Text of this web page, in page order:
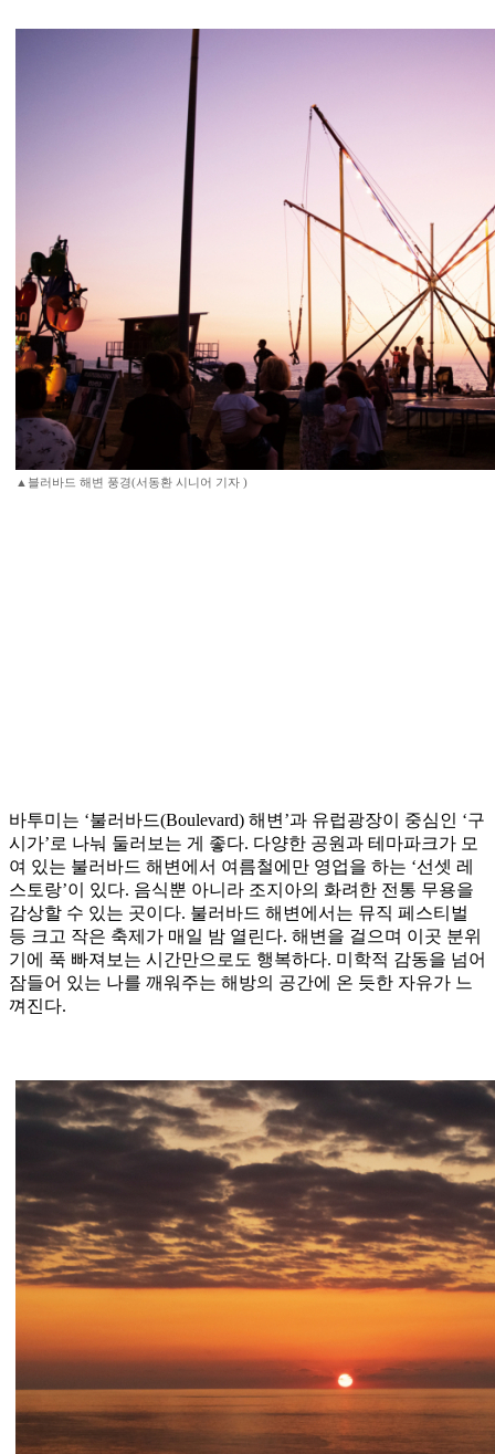
▲블러바드 해변 풍경(서동환 시니어 기자 )
바투미는 ‘불러바드(Boulevard) 해변’과 유럽광장이 중심인 ‘구
시가’로 나눠 둘러보는 게 좋다. 다양한 공원과 테마파크가 모
여 있는 불러바드 해변에서 여름철에만 영업을 하는 ‘선셋 레
스토랑’이 있다. 음식뿐 아니라 조지아의 화려한 전통 무용을
감상할 수 있는 곳이다. 불러바드 해변에서는 뮤직 페스티벌
등 크고 작은 축제가 매일 밤 열린다. 해변을 걸으며 이곳 분위
기에 푹 빠져보는 시간만으로도 행복하다. 미학적 감동을 넘어
잠들어 있는 나를 깨워주는 해방의 공간에 온 듯한 자유가 느
껴진다.